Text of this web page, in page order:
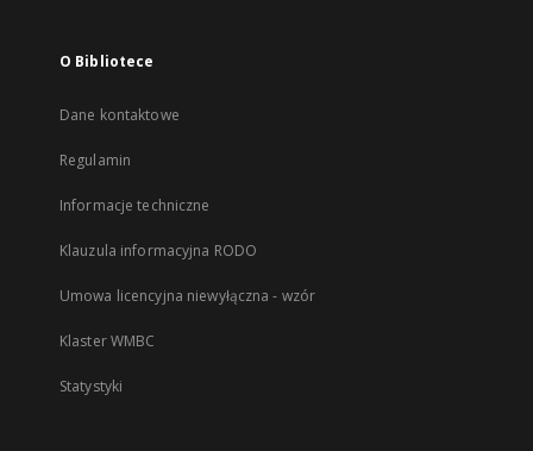
O Bibliotece
Dane kontaktowe
Regulamin
Informacje techniczne
Klauzula informacyjna RODO
Umowa licencyjna niewyłączna - wzór
Klaster WMBC
Statystyki